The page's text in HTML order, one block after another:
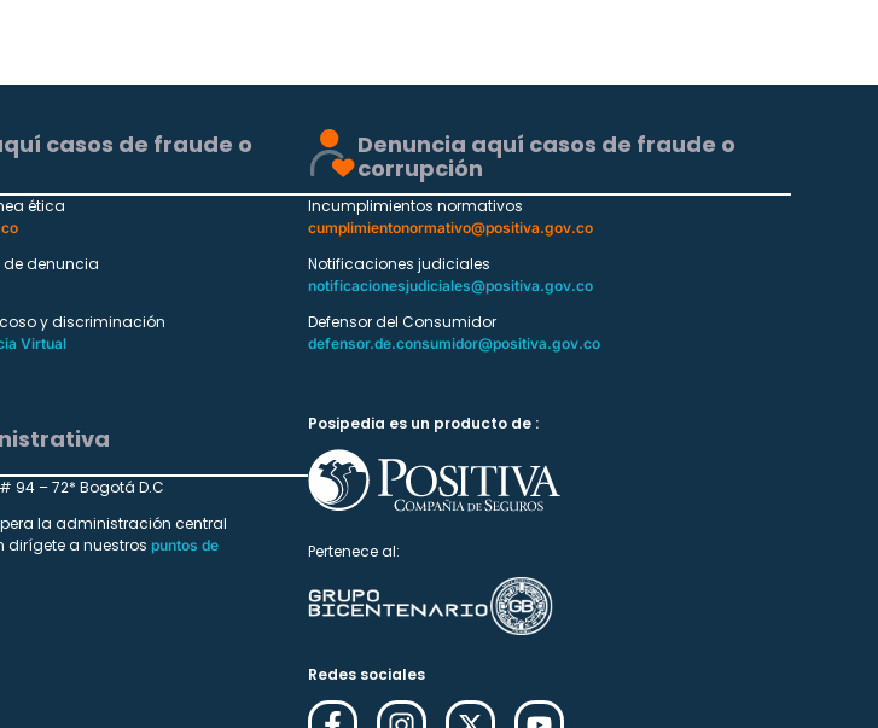
casos de fraude o
ética
denuncia
y discriminación
Virtual
Denuncia aquí casos de fraude o
corrupción
Incumplimientos normativos
cumplimientonormativo@positiva.gov.co
Notificaciones judiciales
notificacionesjudiciales@positiva.gov.co
Defensor del Consumidor
defensor.de.consumidor@positiva.gov.co
94 – 72* Bogotá D.C
la administración central
dirígete a nuestros puntos de
Posipedia es un producto de :
Pertenece al:
Redes sociales